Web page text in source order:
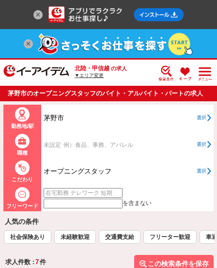
北陸・甲信越 の求人
▼エリア変更
茅野市のオープニングスタッフのバイト・アルバイト・パートの求人
情報一覧
勤務地/駅
茅野市 選択
職種
未設定 例）食品、事務、アパレル 選択
こだわり
オープニングスタッフ 選択
フリーワード を含まない
人気の条件
社会保険あり 未経験歓迎 交通費支給 フリーター歓迎 車
求人件数 : 7件
この検索条件を保存